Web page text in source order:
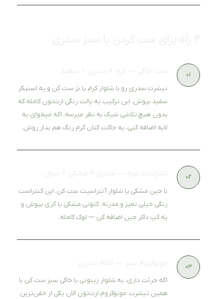
۰۱
تیشرت سدری رو با شلوار کرم یا بژ ست کن و یه اسنیکر
سفید بپوش. این ترکیب یه پالت رنگی ارث‌تون کامله که
بدون هیچ تلاشی شیک به نظر میرسه. اگه میخوای یه
لایه اضافه کنی، یه جاکت کتان کرم رنگ هم بذار روش.
۰۲
با جین مشکی یا شلوار آنتراسیت ست کن. این کنتراست
رنگی خیلی تمیز و مدرنه. کتونی مشکی یا گری بپوش و
یه کپ داکر جین اضافه کن — لوک کامله.
۰۳
اگه جرئت داری، یه شلوار زیتونی یا خاکی سبز ست کن با
همین تیشرت. مونوکروم ارث‌تون الان یکی از خفن‌ترین